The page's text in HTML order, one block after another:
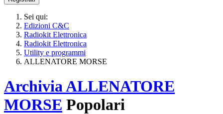
Sei qui:
Edizioni C&C
Radiokit Elettronica
Radiokit Elettronica
Utility e programmi
ALLENATORE MORSE
ArchiviaALLENATORE
MORSE Popolari